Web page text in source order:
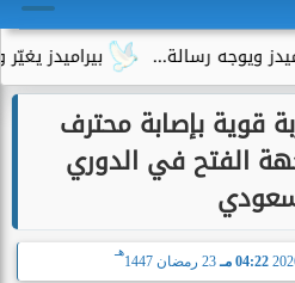
بيراميدز يغيّر وجهته
قوية بإصابة محترف
الفتح في الدوري
04:22 مـ 23 رمضان 1447
هـ